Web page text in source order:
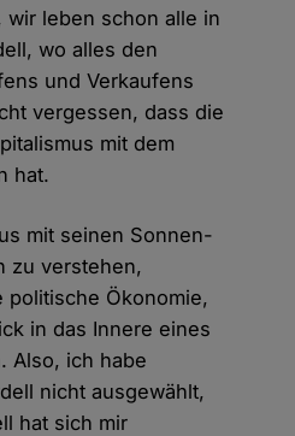
wir leben schon alle in
wo alles den
und Verkaufens
vergessen, dass die
mit dem
hat.
mit seinen Sonnen-
zu verstehen,
politische Ökonomie,
in das Innere eines
Also, ich habe
nicht ausgewählt,
hat sich mir